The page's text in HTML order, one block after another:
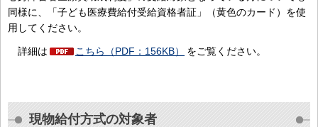
同様に、「子ども医療費給付受給資格者証」（黄色のカード）を使
用してください。
詳細は こちら（PDF：156KB） をご覧ください。
現物給付方式の対象者